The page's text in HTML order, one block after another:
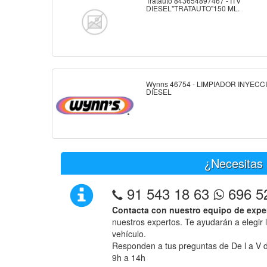
DIESEL"TRATAUTO"150 ML.
Wynns 46754 - LIMPIADOR
DIESEL
91 543 18 63 696
Contacta con nuestro equipo de
nuestros expertos. Te ayudarán a
vehículo.
Responden a tus preguntas de De l a V
9h a 14h